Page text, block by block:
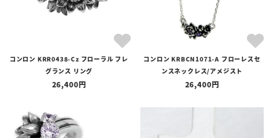
コンロン KRR0438-Cz フローラル フレ
グランス リング
26,400
コンロン KRBCN1071-A フローレスセ
ンスネックレス/アメジスト
26,400